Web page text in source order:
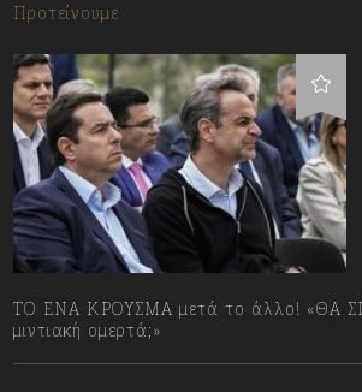
Προτείνουμε
ΤΟ ΕΝΑ ΚΡΟΥΣΜΑ μετά το άλλο! «ΘΑ
μιντιακή ομερτά;»